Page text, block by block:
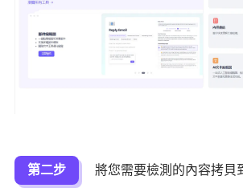
第二步
將您需要檢測的內容拷貝